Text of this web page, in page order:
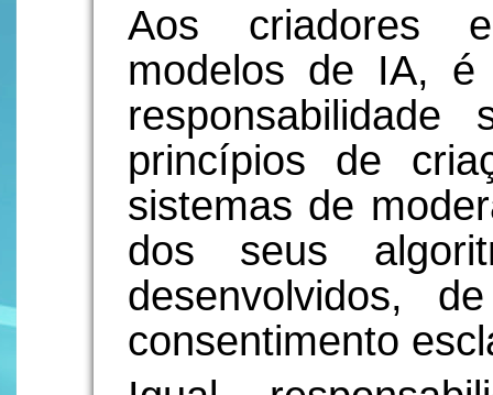
Aos criadores
modelos de IA, é
princípios de
sistemas de
dos seus
desenvolvidos,
consentimento